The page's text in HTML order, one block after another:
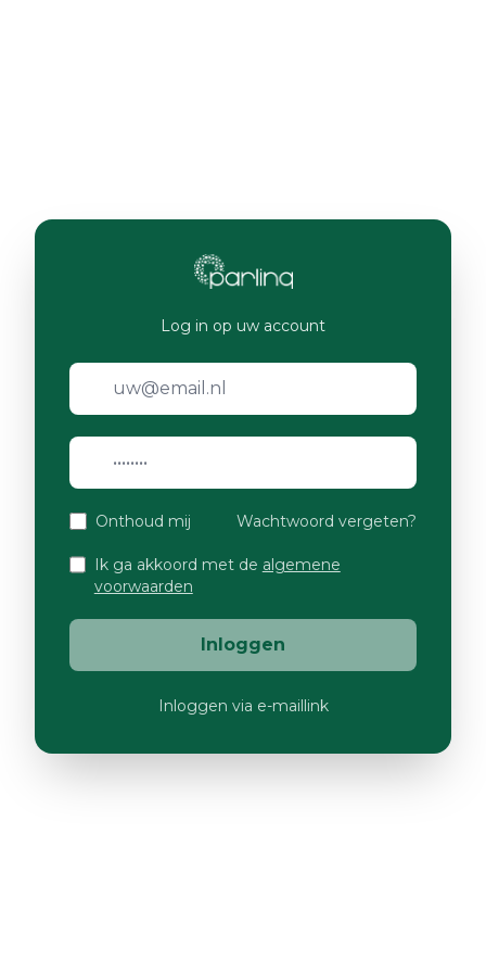
Log in op uw account
Onthoud mij Wachtwoord vergeten?
Ik ga akkoord met de algemene
voorwaarden
Inloggen
Inloggen via e-maillink